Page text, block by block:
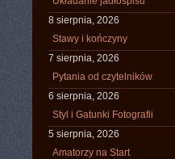
8 sierpnia, 2026
Stawy i kończyny
7 sierpnia, 2026
Pytania od czytelników
6 sierpnia, 2026
Styl i Gatunki Fotografii
5 sierpnia, 2026
Amatorzy na Start